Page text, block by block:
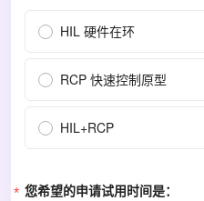
HIL 硬件在环
RCP 快速控制原型
HIL+RCP
您希望的申请试用时间是：